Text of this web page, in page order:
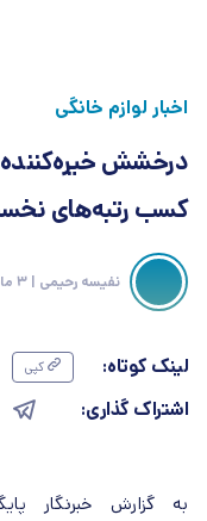
اخبار لوازم خانگی
کسب رتبه‌های نخست
نفیسه رحیمی | 3 ماه قبل
لینک کوتاه: کپی
اشتراک گذاری:
به گزارش خبرنگار